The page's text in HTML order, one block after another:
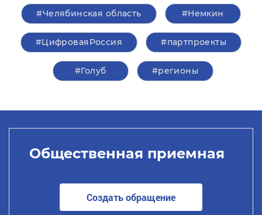
#Челябинская область #Немкин
#ЦифроваяРоссия #партпроекты
#Голуб #регионы
Общественная приемная
Создать обращение